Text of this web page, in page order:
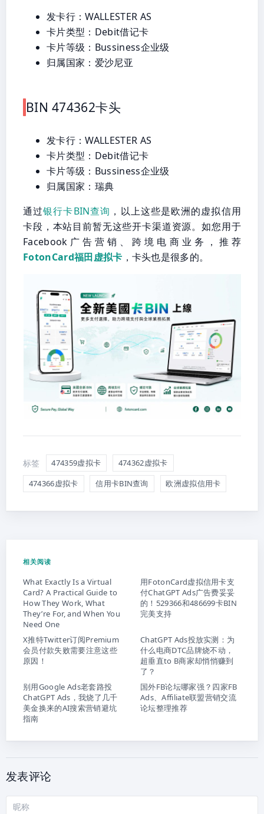
发卡行：WALLESTER AS
卡片类型：Debit借记卡
卡片等级：Bussiness企业级
归属国家：爱沙尼亚
BIN 474362卡头
发卡行：WALLESTER AS
卡片类型：Debit借记卡
卡片等级：Bussiness企业级
归属国家：瑞典
通过银行卡BIN查询 ，以上这些是欧洲的虚拟信用
卡段，本站目前暂无这些开卡渠道资源。如您用于
Facebook广告营销、跨境电商业务，推荐
FotonCard福田虚拟卡 ，卡头也是很多的。
标签 474359虚拟卡
474362虚拟卡
474366虚拟卡
信用卡BIN查询 欧洲虚拟信用卡
相关阅读
What Exactly Is a Virtual
Card? A Practical Guide to
How They Work, What
They’re For, and When You
Need One
用FotonCard虚拟信用卡支
付ChatGPT Ads广告费妥妥
的！529366和486699卡BIN
完美支持
X推特Twitter订阅Premium
会员付款失败需要注意这些
原因！
ChatGPT Ads投放实测：为
什么电商DTC品牌烧不动，
超垂直to B商家却悄悄赚到
了？
别用Google Ads老套路投
ChatGPT Ads，我烧了几千
美金换来的AI搜索营销避坑
指南
国外FB论坛哪家强？四家FB
Ads、Affiliate联盟营销交流
论坛整理推荐
发表评论
昵